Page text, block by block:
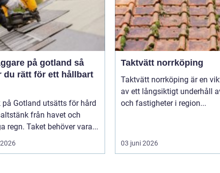
på gotland så
du rätt för ett hållbart
på Gotland utsätts för hård
från havet och
regn. Taket behöver vara...
Taktvätt norrköping
Taktvätt norrköping är en
av ett långsiktigt underhåll
och fastigheter i region...
03 juni 2026